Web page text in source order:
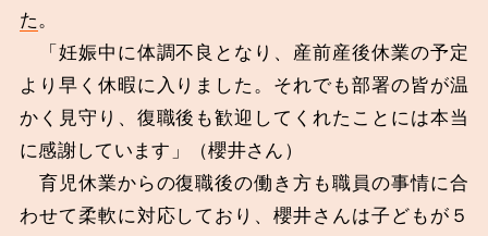
た。
「妊娠中に体調不良となり、産前産後休業の予定
より早く休暇に入りました。それでも部署の皆が温
かく見守り、復職後も歓迎してくれたことには本当
に感謝しています」（櫻井さん）
育児休業からの復職後の働き方も職員の事情に合
わせて柔軟に対応しており、櫻井さんは子どもが５